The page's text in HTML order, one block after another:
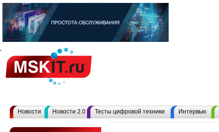
Новости Новости 2.0 Тесты цифровой техники Интервью